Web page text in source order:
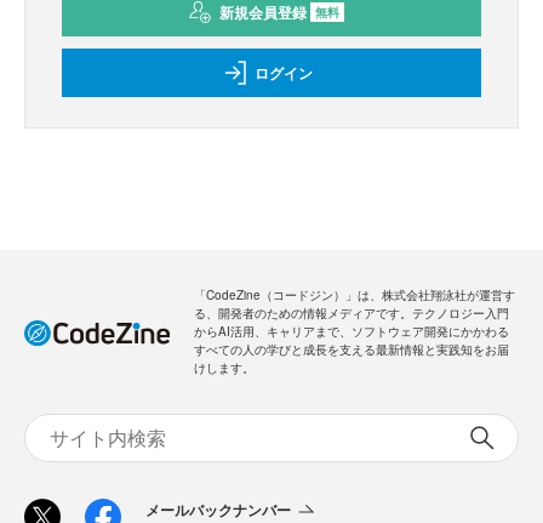
新規会員登録 無料
ログイン
「CodeZine（コードジン）」は、株式会社翔泳社が運営す
る、開発者のための情報メディアです。テクノロジー入門
からAI活用、キャリアまで、ソフトウェア開発にかかわる
すべての人の学びと成長を支える最新情報と実践知をお届
けします。
メールバックナンバー